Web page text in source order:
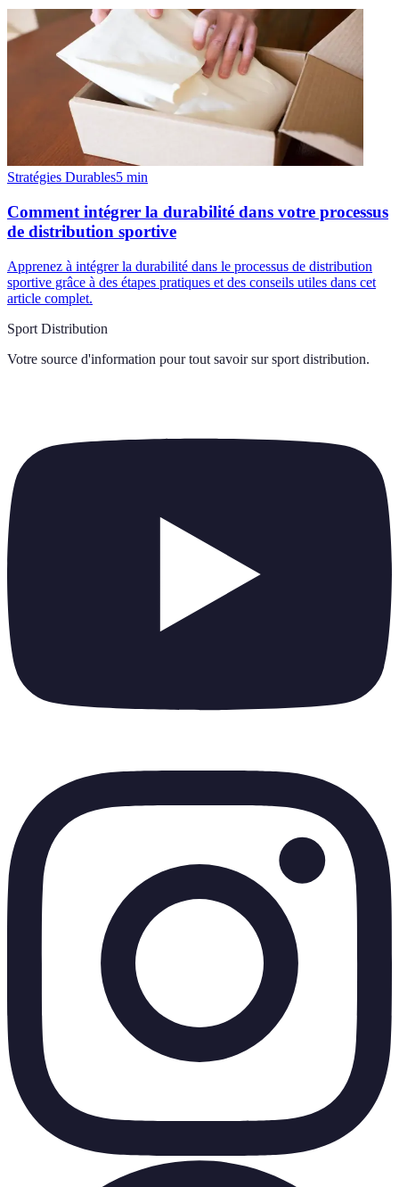
Stratégies Durables5 min
Comment intégrer la durabilité dans votre processus
de distribution sportive
Apprenez à intégrer la durabilité dans le processus de distribution
sportive grâce à des étapes pratiques et des conseils utiles dans cet
article complet.
Sport Distribution
Votre source d'information pour tout savoir sur sport distribution.